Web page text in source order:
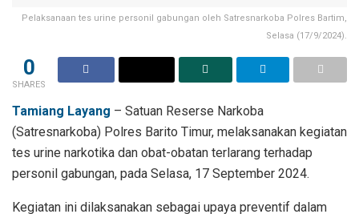
Pelaksanaan tes urine personil gabungan oleh Satresnarkoba Polres Bartim,
Selasa (17/9/2024).
0
SHARES
Tamiang Layang – Satuan Reserse Narkoba
(Satresnarkoba) Polres Barito Timur, melaksanakan kegiatan
tes urine narkotika dan obat-obatan terlarang terhadap
personil gabungan, pada Selasa, 17 September 2024.
Kegiatan ini dilaksanakan sebagai upaya preventif dalam